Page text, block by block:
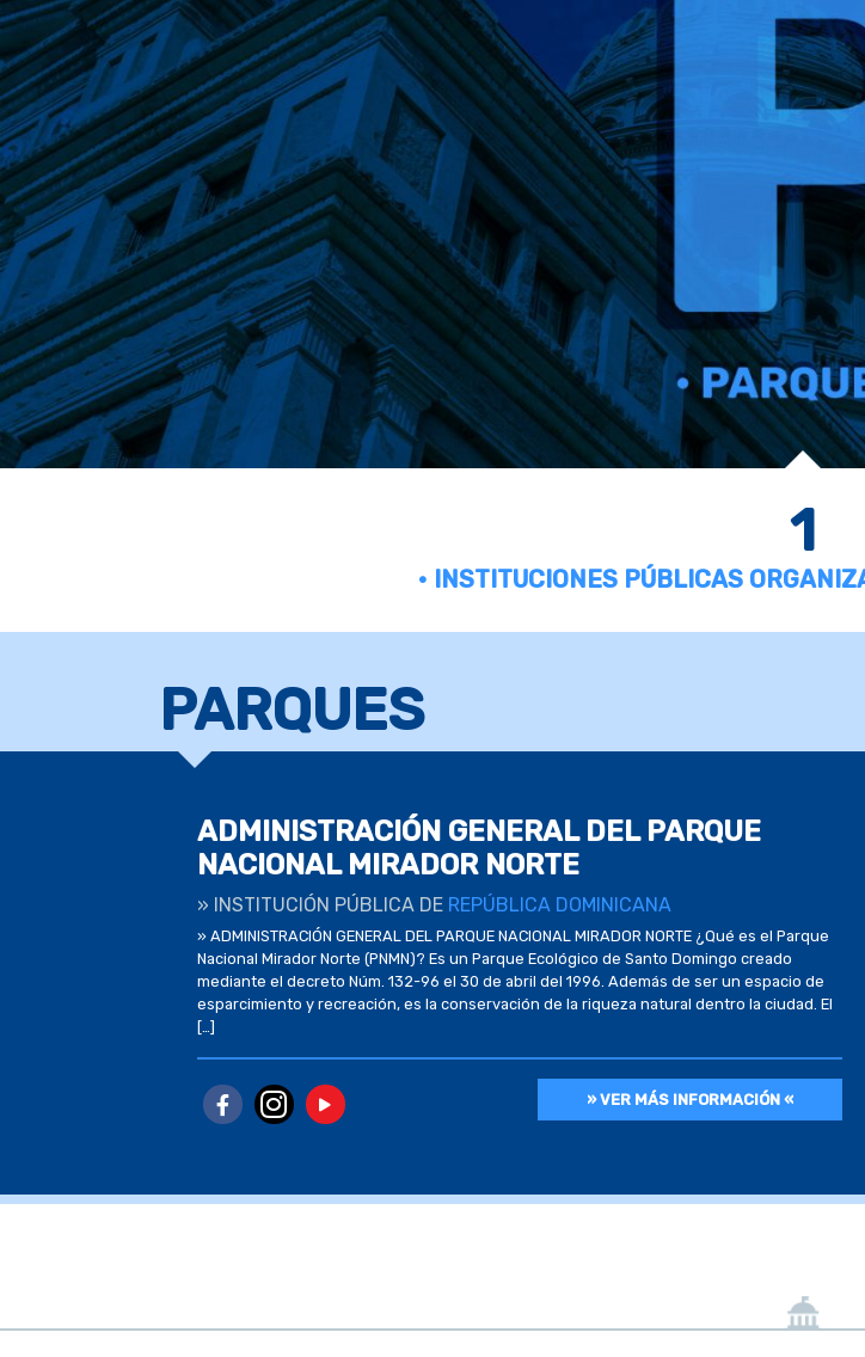
1
• INSTITUCIONES PÚBLICAS
PARQUES
ADMINISTRACIÓN GENERAL DEL PARQUE
NACIONAL MIRADOR NORTE
» INSTITUCIÓN PÚBLICA DE REPÚBLICA DOMINICANA
» ADMINISTRACIÓN GENERAL DEL PARQUE NACIONAL MIRADOR NORTE ¿Qué es el Parque
Nacional Mirador Norte (PNMN)? Es un Parque Ecológico de Santo Domingo creado
mediante el decreto Núm. 132-96 el 30 de abril del 1996. Además de ser un espacio de
esparcimiento y recreación, es la conservación de la riqueza natural dentro la ciudad. El
[…]
» VER MÁS INFORMACIÓN «